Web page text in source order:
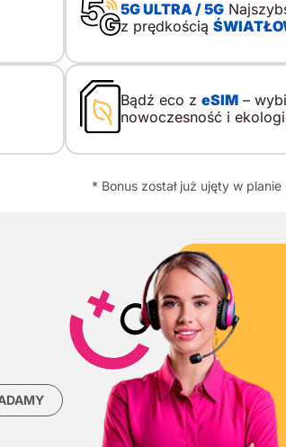
5G ULTRA / 5G
z prędkością
Bądź eco z eSIM–
nowoczesność i
* Bonus został już ujęty w